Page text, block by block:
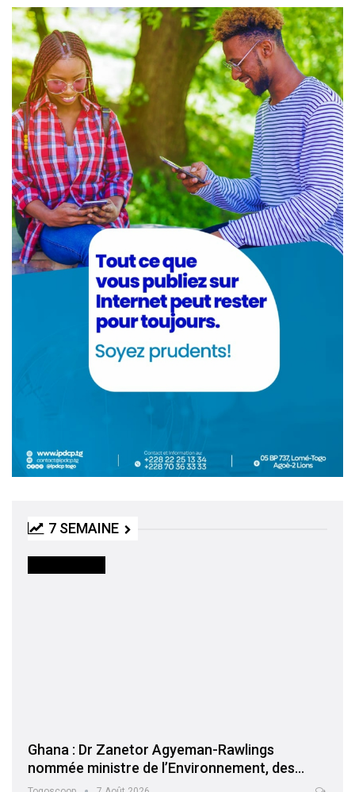
7 SEMAINE
Ghana : Dr Zanetor Agyeman-Rawlings
nommée ministre de l’Environnement, des…